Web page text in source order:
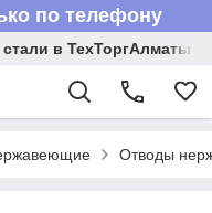
по телефону
в ТехТоргАлматы
Отводы